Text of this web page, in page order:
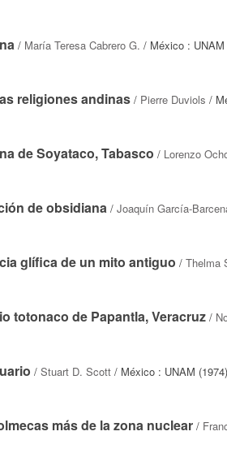
/ María Teresa Cabrero G. / México : UNAM
religiones andinas / Pierre Duviols /
de Soyataco, Tabasco / Lorenzo
de obsidiana / Joaquín García-
glífica de un mito antiguo / Thelma
totonaco de Papantla, Veracruz /
/ Stuart D. Scott / México : UNAM (1974)
más de la zona nuclear /